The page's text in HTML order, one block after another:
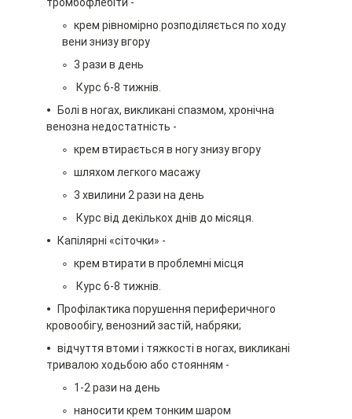
тромбофлебіти -
крем рівномірно розподіляється по ходу
вени знизу вгору
3 рази в день
Курс 6-8 тижнів.
Болі в ногах, викликані спазмом, хронічна
венозна недостатність -
крем втирається в ногу знизу вгору
шляхом легкого масажу
3 хвилини 2 рази на день
Курс від декількох днів до місяця.
Капілярні «сіточки» -
крем втирати в проблемні місця
Курс 6-8 тижнів.
Профілактика порушення периферичного
кровообігу, венозний застій, набряки;
відчуття втоми і тяжкості в ногах, викликані
тривалою ходьбою або стоянням -
1-2 рази на день
наносити крем тонким шаром